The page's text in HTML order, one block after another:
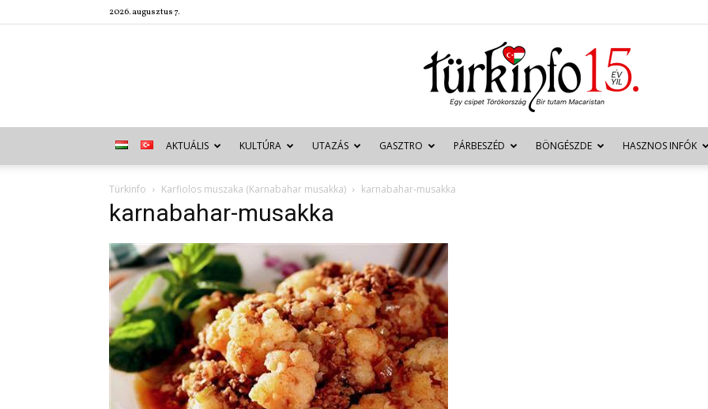
2026. augusztus 7.
Türkinfo
AKTUÁLIS KULTÚRA UTAZÁS GASZTRO PÁRBESZÉD BÖNGÉSZDE HASZNOS INFÓK
Türkinfo Karfiolos muszaka (Karnabahar musakka) karnabahar-musakka
karnabahar-musakka